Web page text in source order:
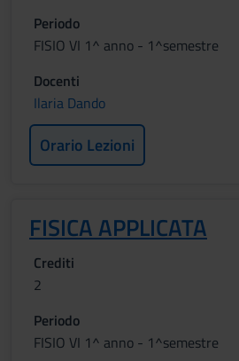
Periodo
FISIO VI 1^ anno - 1^semestre
Docenti
Ilaria Dando
Orario Lezioni
FISICA APPLICATA
Crediti
2
Periodo
FISIO VI 1^ anno - 1^semestre